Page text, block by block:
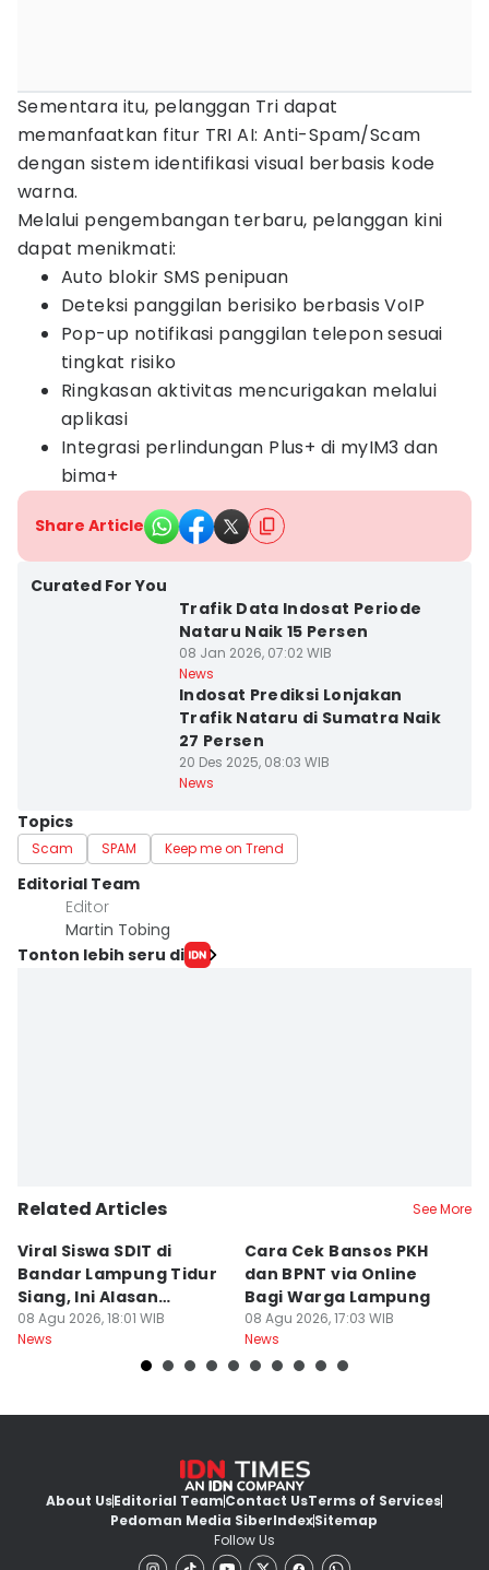
Sementara itu, pelanggan Tri dapat
memanfaatkan fitur TRI AI: Anti-Spam/Scam
dengan sistem identifikasi visual berbasis kode
warna.
Melalui pengembangan terbaru, pelanggan kini
dapat menikmati:
Auto blokir SMS penipuan
Deteksi panggilan berisiko berbasis VoIP
Pop-up notifikasi panggilan telepon sesuai
tingkat risiko
Ringkasan aktivitas mencurigakan melalui
aplikasi
Integrasi perlindungan Plus+ di myIM3 dan
bima+
Share Article
Curated For You
Trafik Data Indosat Periode
Nataru Naik 15 Persen
08 Jan 2026, 07:02 WIB
News
Indosat Prediksi Lonjakan
Trafik Nataru di Sumatra Naik
27 Persen
20 Des 2025, 08:03 WIB
News
Topics
Scam SPAM Keep me on Trend
Editorial Team
Editor
Martin Tobing
Tonton lebih seru di
Related Articles See More
Viral Siswa SDIT di
Bandar Lampung Tidur
Siang, Ini Alasan
Sekolah
08 Agu 2026, 18:01 WIB
News
Cara Cek Bansos PKH
dan BPNT via Online
Bagi Warga Lampung
08 Agu 2026, 17:03 WIB
News
About UsEditorial TeamContact UsTerms of Services
Pedoman Media SiberIndexSitemap
Follow Us